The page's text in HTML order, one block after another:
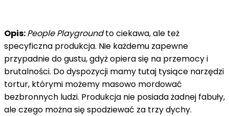
Opis:People Playgroundto ciekawa, ale też
specyficzna produkcja. Nie każdemu zapewne
przypadnie do gustu, gdyż opiera się na przemocy i
brutalności. Do dyspozycji mamy tutaj tysiące narzędzi
tortur, którymi możemy masowo mordować
bezbronnych ludzi. Produkcja nie posiada żadnej fabuły,
ale czego można się spodziewać za trzy dychy.